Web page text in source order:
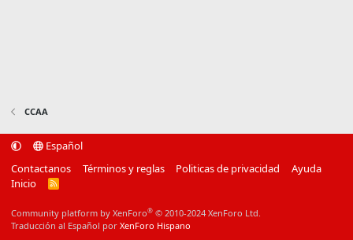
CCAA
Español
Contactanos
Términos y reglas Politicas de privacidad
Ayuda
Inicio
R
Community platform by XenForo® © 2010-2024 XenForo Ltd.
Traducción al Español por XenForo Hispano